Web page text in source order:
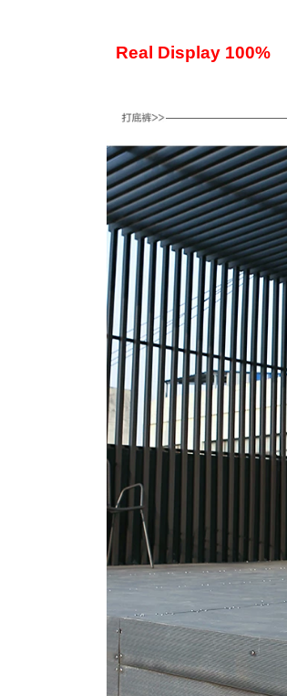
Real Display 100%